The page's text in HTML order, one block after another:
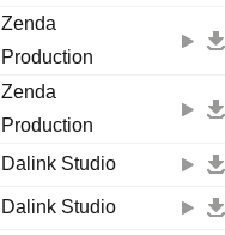
Zenda
Production
Zenda
Production
Dalink Studio
Dalink Studio